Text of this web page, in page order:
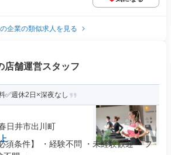
企業の類似求人を見る
店舗運営スタッフ
✅週休2日×深夜なし
日井市出川町
須条件】 ・経験不問 ・未経験歓迎 ・フ